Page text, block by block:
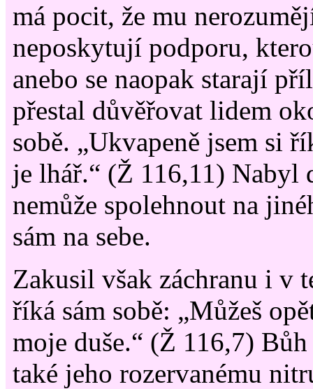
má pocit, že mu
neposkytují podporu,
anebo se naopak starají
přestal důvěřovat lidem
sobě. „Ukvapeně jsem si
je lhář.“ (Ž 116,11) Nabyl
nemůže spolehnout na
sám na sebe.
Zakusil však záchranu i v
říká sám sobě: „Můžeš
moje duše.“ (Ž 116,7)
také jeho rozervanému